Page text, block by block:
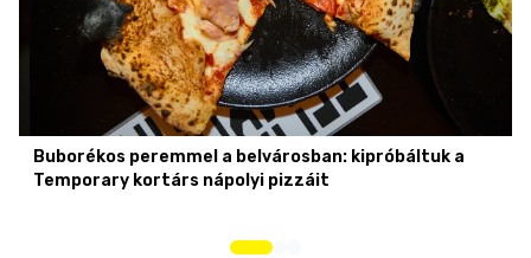
Buborékos peremmel a belvárosban: kipróbáltuk a
Temporary kortárs nápolyi pizzáit